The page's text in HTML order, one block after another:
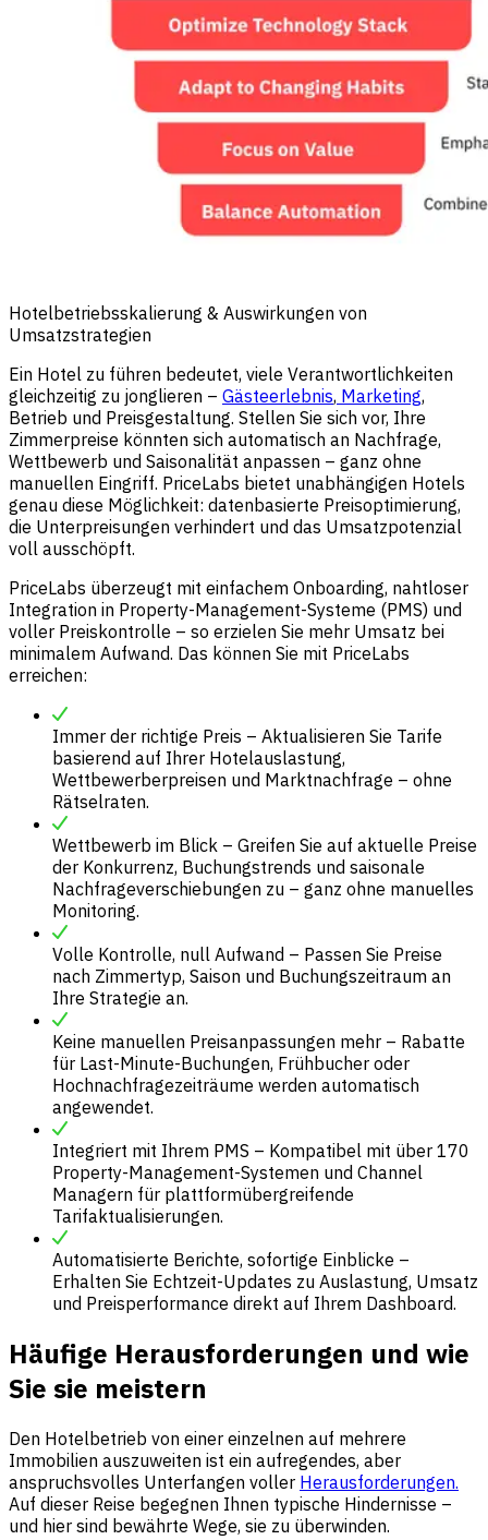
Hotelbetriebsskalierung & Auswirkungen von
Umsatzstrategien
Ein Hotel zu führen bedeutet, viele Verantwortlichkeiten
gleichzeitig zu jonglieren – Gästeerlebnis, Marketing,
Betrieb und Preisgestaltung. Stellen Sie sich vor, Ihre
Zimmerpreise könnten sich automatisch an Nachfrage,
Wettbewerb und Saisonalität anpassen – ganz ohne
manuellen Eingriff. PriceLabs bietet unabhängigen Hotels
genau diese Möglichkeit: datenbasierte Preisoptimierung,
die Unterpreisungen verhindert und das Umsatzpotenzial
voll ausschöpft.
PriceLabs überzeugt mit einfachem Onboarding, nahtloser
Integration in Property-Management-Systeme (PMS) und
voller Preiskontrolle – so erzielen Sie mehr Umsatz bei
minimalem Aufwand. Das können Sie mit PriceLabs
erreichen:
Immer der richtige Preis – Aktualisieren Sie Tarife
basierend auf Ihrer Hotelauslastung,
Wettbewerberpreisen und Marktnachfrage – ohne
Rätselraten.
Wettbewerb im Blick – Greifen Sie auf aktuelle Preise
der Konkurrenz, Buchungstrends und saisonale
Nachfrageverschiebungen zu – ganz ohne manuelles
Monitoring.
Volle Kontrolle, null Aufwand – Passen Sie Preise
nach Zimmertyp, Saison und Buchungszeitraum an
Ihre Strategie an.
Keine manuellen Preisanpassungen mehr – Rabatte
für Last-Minute-Buchungen, Frühbucher oder
Hochnachfragezeiträume werden automatisch
angewendet.
Integriert mit Ihrem PMS – Kompatibel mit über 170
Property-Management-Systemen und Channel
Managern für plattformübergreifende
Tarifaktualisierungen.
Automatisierte Berichte, sofortige Einblicke –
Erhalten Sie Echtzeit-Updates zu Auslastung, Umsatz
und Preisperformance direkt auf Ihrem Dashboard.
Häufige Herausforderungen und wie
Sie sie meistern
Den Hotelbetrieb von einer einzelnen auf mehrere
Immobilien auszuweiten ist ein aufregendes, aber
anspruchsvolles Unterfangen voller Herausforderungen.
Auf dieser Reise begegnen Ihnen typische Hindernisse –
und hier sind bewährte Wege, sie zu überwinden.